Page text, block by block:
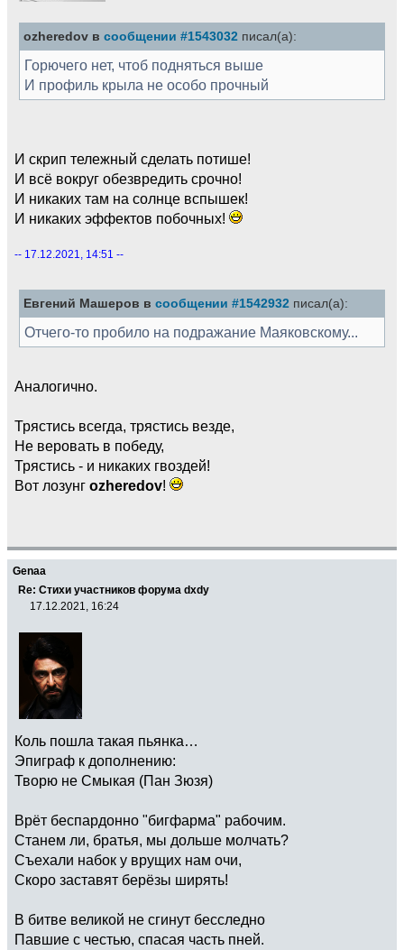
ozheredov в сообщении #1543032 писал(а):
Горючего нет, чтоб подняться выше
И профиль крыла не особо прочный
И скрип тележный сделать потише!
И всё вокруг обезвредить срочно!
И никаких там на солнце вспышек!
И никаких эффектов побочных!
-- 17.12.2021, 14:51 --
Евгений Машеров в сообщении #1542932 писал(а):
Отчего-то пробило на подражание Маяковскому...
Аналогично.
Трястись всегда, трястись везде,
Не веровать в победу,
Трястись - и никаких гвоздей!
Вот лозунг ozheredov!
Genaa
Re: Стихи участников форума dxdy
17.12.2021, 16:24
Коль пошла такая пьянка…
Эпиграф к дополнению:
Творю не Смыкая (Пан Зюзя)
Врёт беспардонно "бигфарма" рабочим.
Станем ли, братья, мы дольше молчать?
Съехали набок у врущих нам очи,
Скоро заставят берёзы ширять!
В битве великой не сгинут бесследно
Павшие с честью, спасая часть пней.